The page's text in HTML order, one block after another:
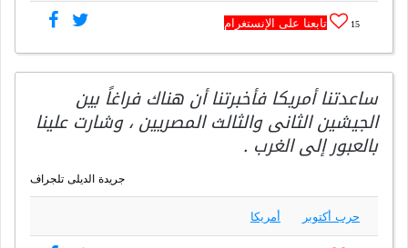
15 تابعنا على الإنستغرام
ساعدتنا أمريكا فأخبرتنا أن هناك فراغاً بين
الجيشين الثانى والثالث المصريين ، وشارت علينا
بالعبور إلى الغرب .
جريدة الديلى تلجراف
حرب أكتوبر أمريكا